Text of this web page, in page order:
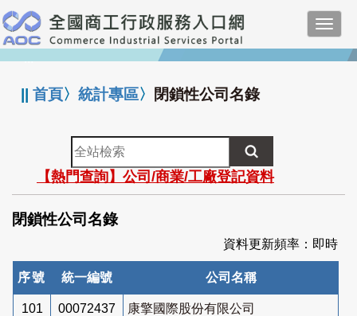
跳
到
主
要
:::
||首頁〉統計專區〉 閉鎖性公司名錄
全
站
檢
索
【熱門查詢】公司/商業/工廠登記資料
閉鎖性公司名錄
資料更新頻率：即時
序號 統一編號 公司名稱
101 00072437 康擎國際股份有限公司